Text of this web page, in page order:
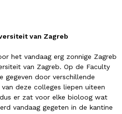
van Zagreb
het vandaag erg zonnige Zagreb
van Zagreb. Op de Faculty
gegeven door verschillende
deze colleges liepen uiteen
er zat voor elke bioloog wat
vandaag gegeten in de kantine